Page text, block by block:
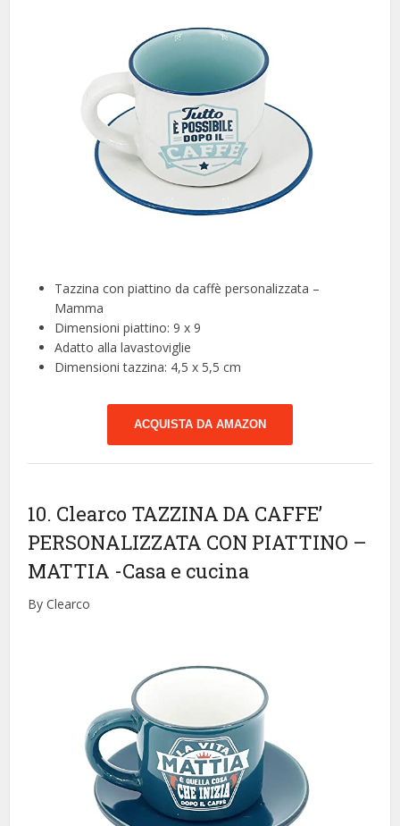
Tazzina con piattino da caffè personalizzata –
Mamma
Dimensioni piattino: 9 x 9
Adatto alla lavastoviglie
Dimensioni tazzina: 4,5 x 5,5 cm
ACQUISTA DA AMAZON
10. Clearco TAZZINA DA CAFFE’
PERSONALIZZATA CON PIATTINO –
MATTIA -Casa e cucina
By Clearco